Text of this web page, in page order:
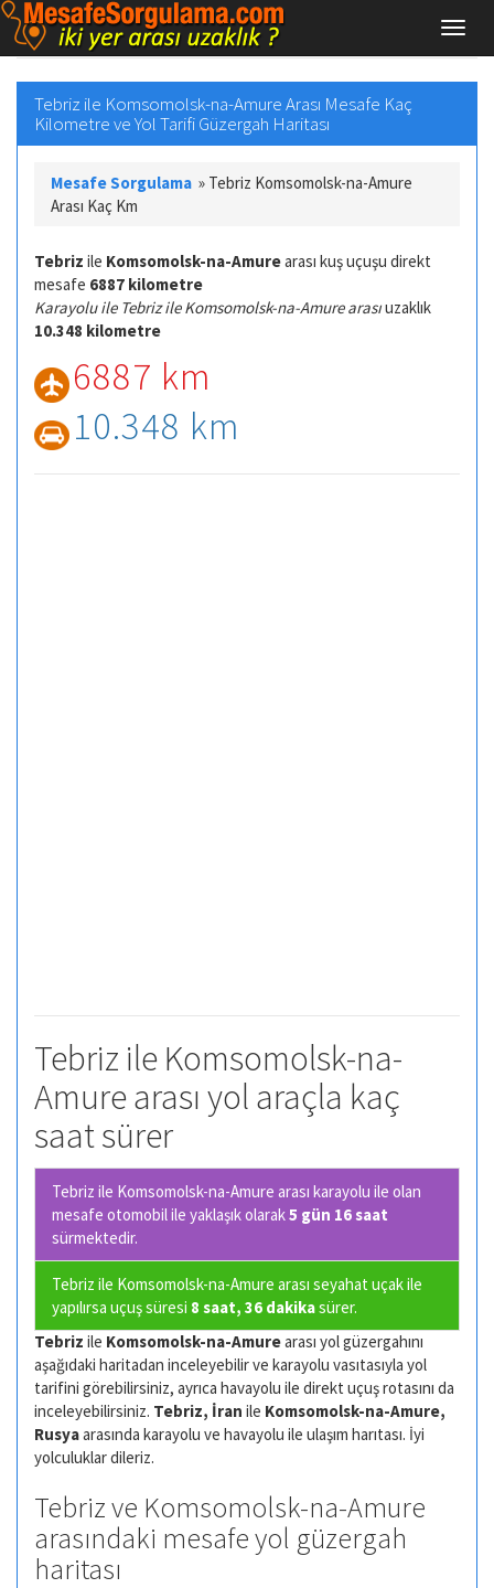
Tebriz ile Komsomolsk-na-Amure Arası Mesafe Kaç
Kilometre ve Yol Tarifi Güzergah Haritası
Mesafe Sorgulama » Tebriz Komsomolsk-na-Amure
Arası Kaç Km
Tebriz ile Komsomolsk-na-Amurearası kuş uçuşu direkt
mesafe 6887 kilometre
Karayolu ile Tebriz ile Komsomolsk-na-Amure arasıuzaklık
10.348 kilometre
6887 km
10.348 km
Tebriz ile Komsomolsk-na-
Amure arası yol araçla kaç
saat sürer
Tebriz ile Komsomolsk-na-Amure arası karayolu ile olan
mesafe otomobil ile yaklaşık olarak5 gün 16 saat
sürmektedir.
Tebriz ile Komsomolsk-na-Amure arası seyahat uçak ile
yapılırsa uçuş süresi 8 saat, 36 dakikasürer.
Tebriz ile Komsomolsk-na-Amurearası yol güzergahını
aşağıdaki haritadan inceleyebilir ve karayolu vasıtasıyla yol
tarifini görebilirsiniz, ayrıca havayolu ile direkt uçuş rotasını da
inceleyebilirsiniz. Tebriz, İran ile Komsomolsk-na-Amure,
Rusyaarasında karayolu ve havayolu ile ulaşım harıtası. İyi
yolculuklar dileriz.
Tebriz ve Komsomolsk-na-Amure
arasındaki mesafe yol güzergah
haritası